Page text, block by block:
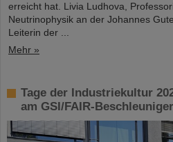
erreicht hat. Livia Ludhova,
Neutrinophysik an der Johannes
Leiterin der ...
Mehr »
Tage der Industriekultur
am GSI/FAIR-Beschleuniger